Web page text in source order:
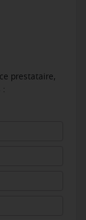
prestataire,